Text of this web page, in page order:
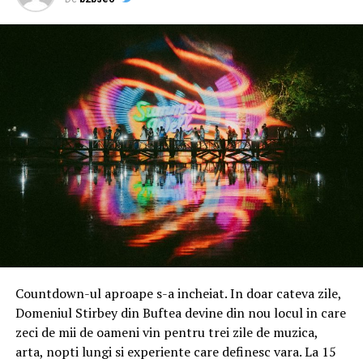
BERLIN (04 septembrie 2024)
mai multe PC-uri noi de gaming cu Windows 11, inclusiv
puternicul desktop Predator Orion 7000 care etalează
caracteristici de înaltă performanță pentru ridicarea
nivelului de joc, noul laptop de gaming Nitro V 14 care
dispune de un șasiu unic de culoare alb perlat și un
laptop de gaming Nitro V 16 perfecționat.
Predator Orion 7000 este un „monstru” pentru gaming
care oferă performanțe de ultimă generație care îi vor
entuziasma chiar și pe cei mai competitivi jucători și
include cea mai recentă tehnologie de procesare,
susținută de procesoare Intel® de ultimă generație și
plăci grafice până la NVIDIA® GeForce RTX™ 4090
de sistem patentat Predator CycloneX 360™ și de un
cooler cu lichid pentru CPU pentru a menține
dispozitivul rece și gata de luptă.
Countdown-ul aproape s-a incheiat. In doar cateva zile,
Domeniul Stirbey din Buftea devine din nou locul in care
zeci de mii de oameni vin pentru trei zile de muzica,
arta, nopti lungi si experiente care definesc vara. La 15